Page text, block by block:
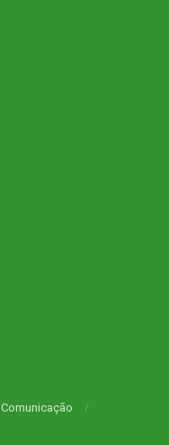
Comunicação